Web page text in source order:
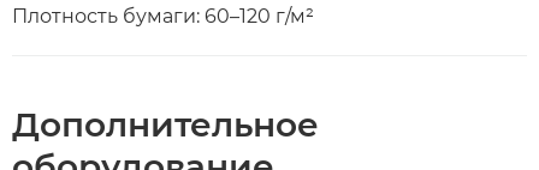
Плотность бумаги: 60–120 г/м²
Дополнительное